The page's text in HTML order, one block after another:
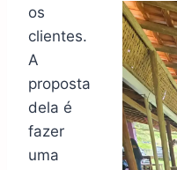
os
clientes.
A
proposta
dela é
fazer
uma